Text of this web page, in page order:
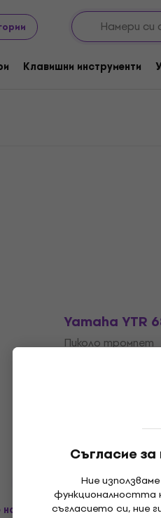
Клавишни инструменти
Съгласие за
Ние
функционалността
съгласието си, ние
Yamaha Пиколо
Yamaha YTR
Пиколо тромпет
стоки до 30 дни